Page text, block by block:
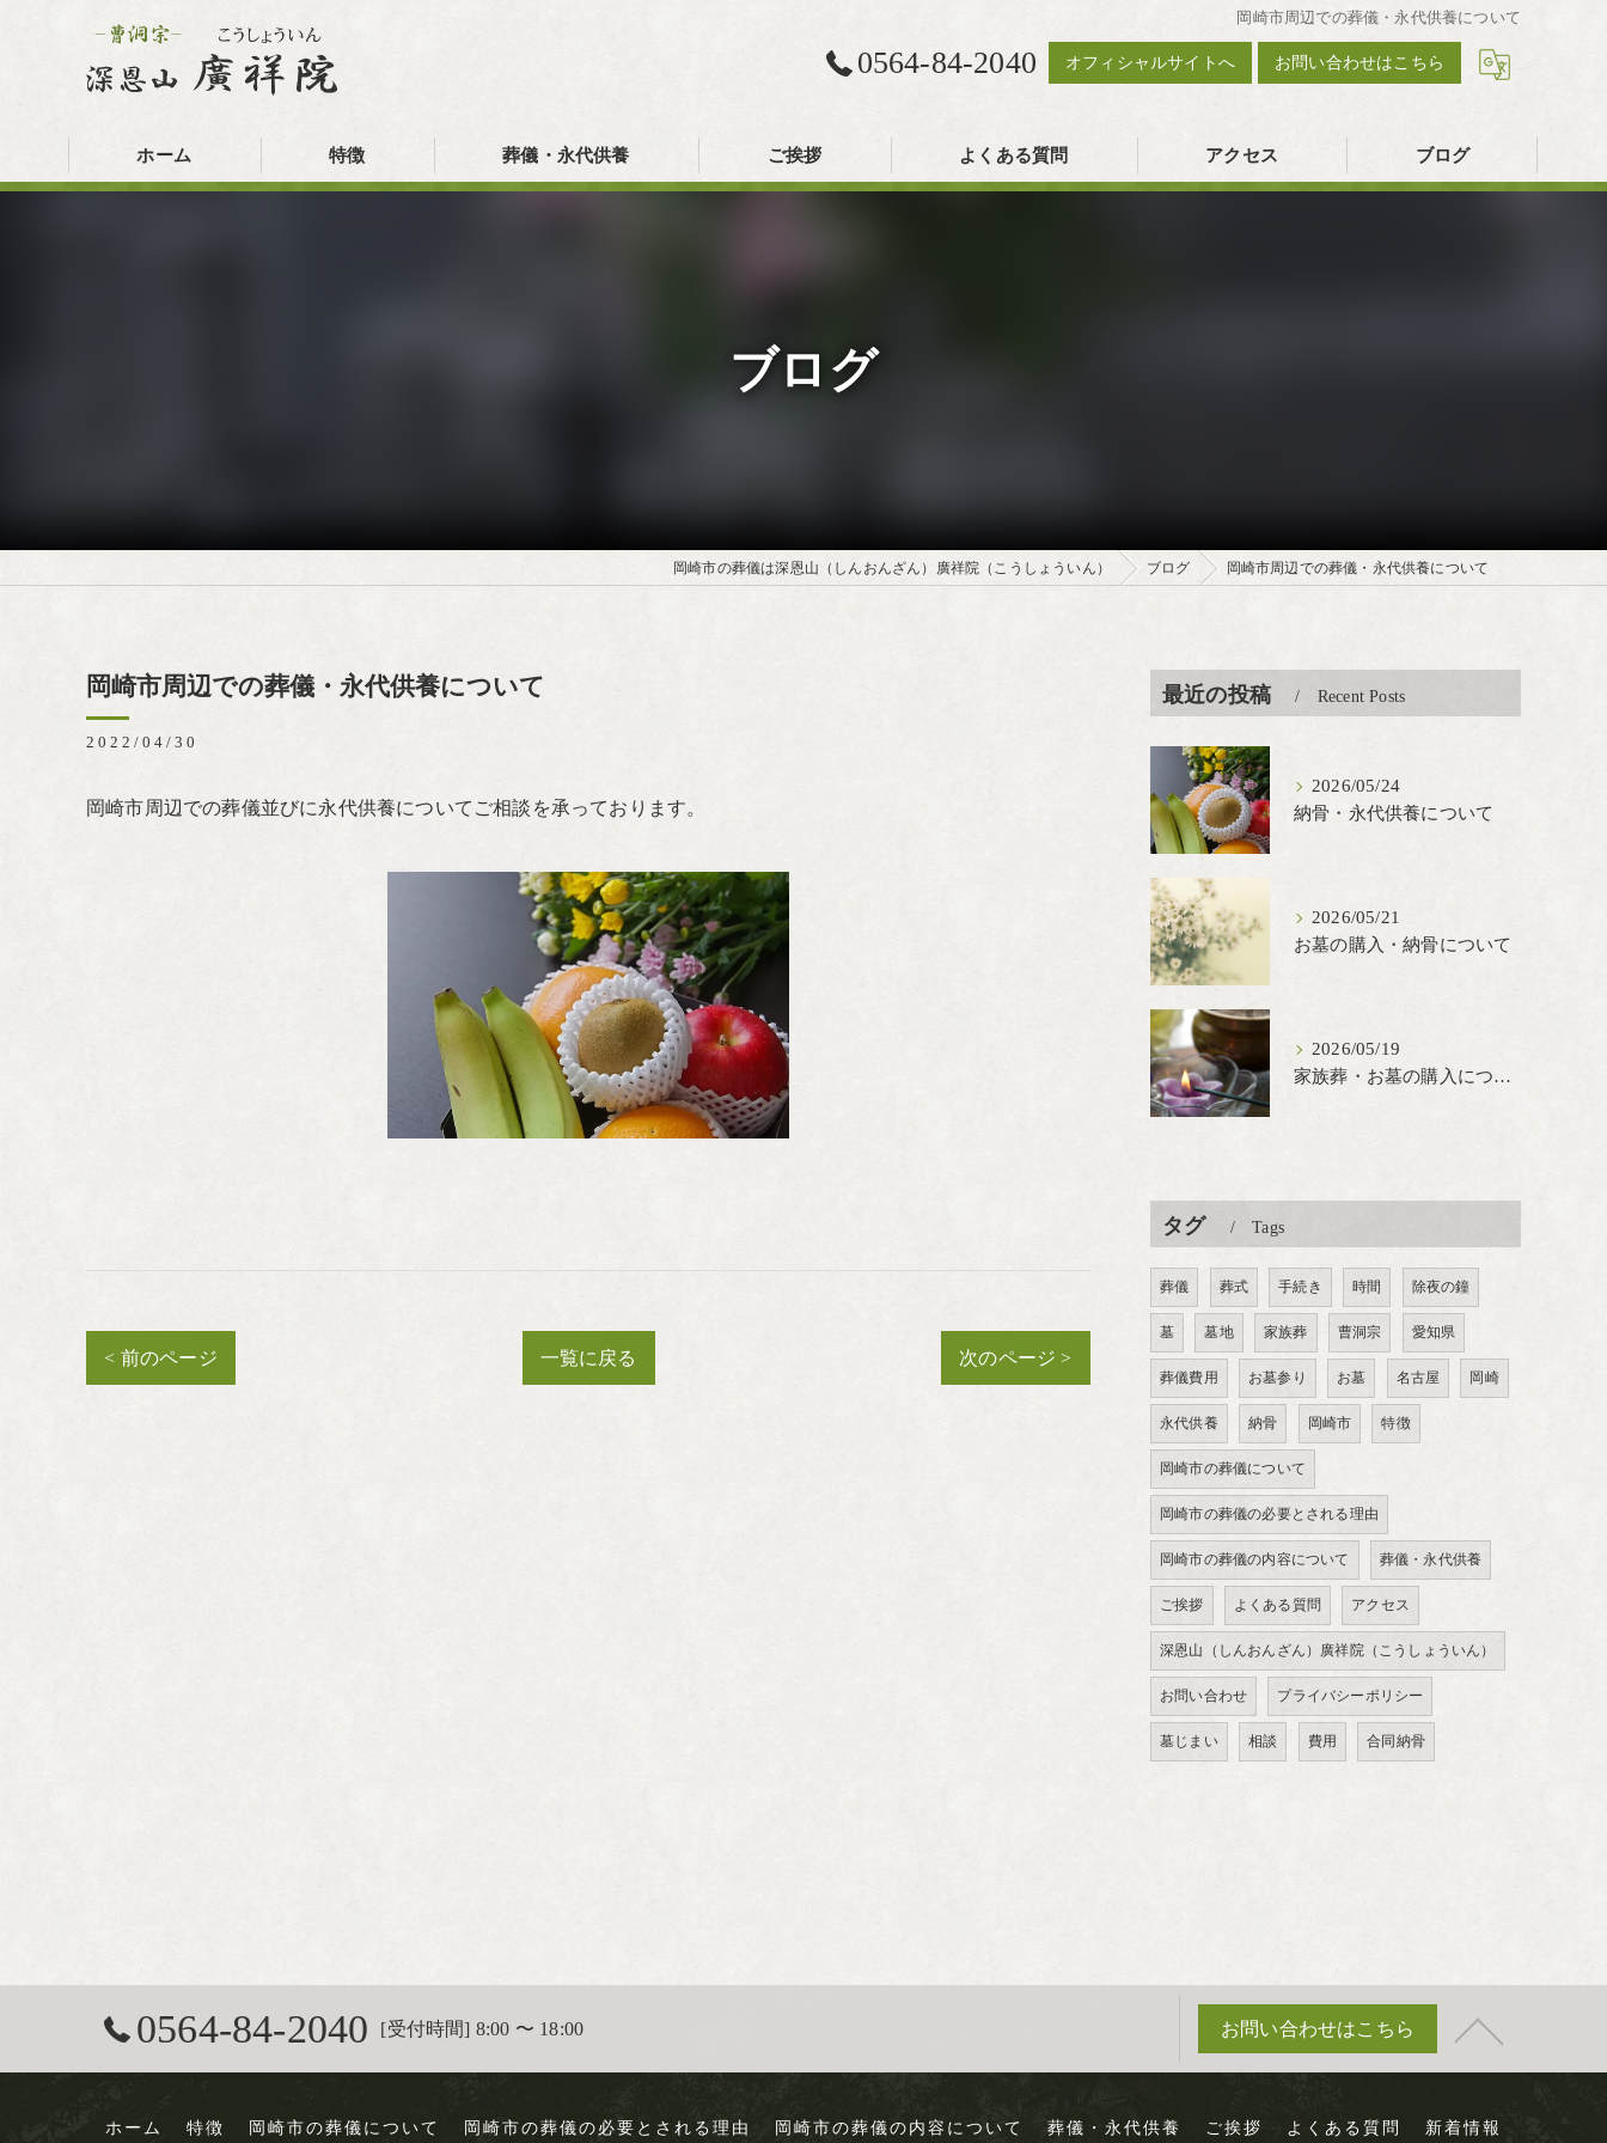
岡崎市周辺での葬儀・永代供養について
0564-84-2040 オフィシャルサイトへ お問い合わせはこちら
ホーム 特徴 葬儀・永代供養 ご挨拶 よくある質問 アクセス ブログ
ブログ
岡崎市の葬儀は深恩山（しんおんざん）廣祥院（こうしょういん） ブログ 岡崎市周辺での葬儀・永代供養について
岡崎市周辺での葬儀・永代供養について
2022/04/30
岡崎市周辺での葬儀並びに永代供養についてご相談を承っております。
< 前のページ 一覧に戻る 次のページ >
最近の投稿 Recent Posts
2026/05/24
納骨・永代供養について
2026/05/21
お墓の購入・納骨について
2026/05/19
家族葬・お墓の購入について
タグ Tags
葬儀 葬式 手続き 時間 除夜の鐘
墓 墓地 家族葬 曹洞宗 愛知県
葬儀費用 お墓参り お墓 名古屋 岡崎
永代供養 納骨 岡崎市 特徴
岡崎市の葬儀について
岡崎市の葬儀の必要とされる理由
岡崎市の葬儀の内容について 葬儀・永代供養
ご挨拶 よくある質問 アクセス
深恩山（しんおんざん）廣祥院（こうしょういん）
お問い合わせ プライバシーポリシー
墓じまい 相談 費用 合同納骨
0564-84-2040 [受付時間] 8:00 〜 18:00 お問い合わせはこちら
ホーム 特徴 岡崎市の葬儀について 岡崎市の葬儀の必要とされる理由 岡崎市の葬儀の内容について 葬儀・永代供養 ご挨拶 よくある質問 新着情報